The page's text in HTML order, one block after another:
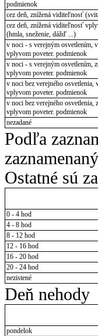
podmienok
cez deň, znížená viditeľnosť
cez deň, znížená viditeľnosť
(hmla, sneženie, dážď ...)
v noci - s verejným osvetlením,
vplyvom poveter. podmienok
v noci - s verejným osvetlením,
vplyvom poveter. podmienok
v noci bez verejného osvetlenia,
vplyvom poveter. podmienok
v noci bez verejného osvetlenia,
vplyvom poveter. podmienok
nezadané
Podľa
Ostatné sú
0 - 4 hod
4 - 8 hod
8 - 12 hod
12 - 16 hod
16 - 20 hod
20 - 24 hod
nezistené
Deň nehody
pondelok